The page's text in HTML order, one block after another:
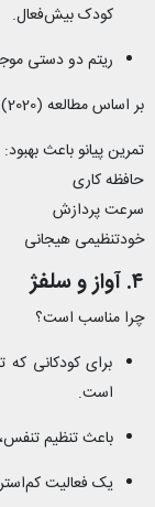
کودک بیش‌فعال.
ریتم دو دستی
بر اساس مطالعه Frontiers in Neuroscience (2020)
تمرین پیانو باعث بهبود:
حافظه کاری
سرعت پردازش
خودتنظیمی هیجانی
۴. آواز و سلفژ
چرا مناسب است؟
برای کودکانی که
است.
باعث تنظیم
یک فعالیت